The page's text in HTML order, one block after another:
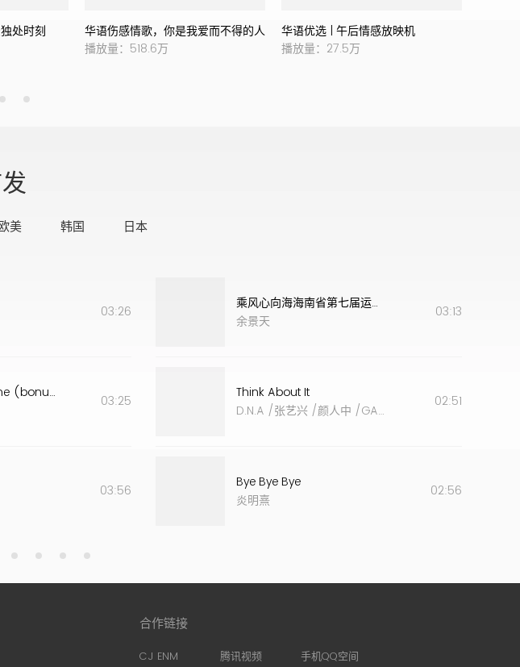
处时刻
华语伤感情歌，你是我爱而不得的人
播放量：518.6万
华语优选 | 午后情感放映机
播放量：27.5万
美 韩国 日本
03:26 乘风心向海海南省第七届运动会推广曲
余景天
03:13
镜中人:Mirror to me (bonus track.)
03:25
Think About It
D.N.A /张艺兴 /颜人中 /GALI TEN (李永钦)
02:51
03:56
Bye Bye Bye
炎明熹
02:56
合作链接
CJ ENM 腾讯视频 手机QQ空间